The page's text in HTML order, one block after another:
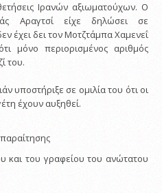
Ιρανών αξιωματούχων. Ο
Αραγτσί είχε δηλώσει σε
έχει δει τον Μοτζτάμπα Χαμενεΐ
μόνο περιορισμένος αριθμός
του.
υποστήριξε σε ομιλία του ότι οι
έχουν αυξηθεί.
και του γραφείου του ανώτατου